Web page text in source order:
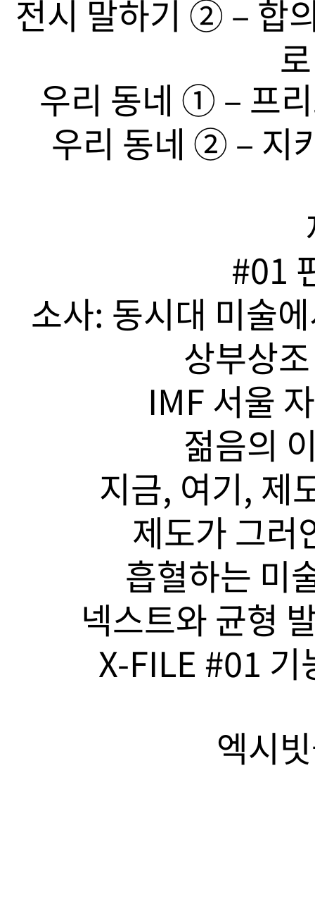
전시 말하기 ➁ – 합
우리 동네 ➀ – 프
우리 동네 ➁ – 지
#01
소사: 동시대 미술
상부상
IMF 서울
젊음의
지금, 여기, 제
제도가 그러
흡혈하는 미
넥스트와 균형
X-FILE #01 기
엑시